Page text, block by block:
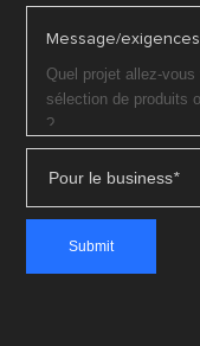
Message/exigences
Pour le business*